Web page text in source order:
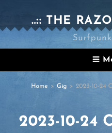
..:: THE
Home > Gig > 2023-10-24
2023-10-24